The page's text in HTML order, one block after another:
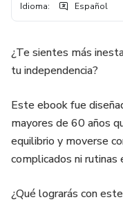
Idioma: Español
¿Te sientes más
tu independencia?
Este ebook fue
mayores de 60 años
equilibrio y moverse
complicados ni rutinas
¿Qué lograrás con